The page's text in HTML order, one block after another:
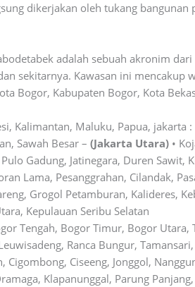
dikerjakan oleh tukang bangunan
adalah sebuah akronim
sekitarnya. Kawasan ini mencakup
Bogor, Kabupaten Bogor, Kota
Kalimantan, Maluku, Papua, jakarta
Sawah Besar –(Jakarta Utara) •
Gadung, Jatinegara, Duren Sawit,
Lama, Pesanggrahan, Cilandak,
Grogol Petamburan, Kalideres,
Kepulauan Seribu Selatan
Tengah, Bogor Timur, Bogor Utara,
Ranca Bungur,
Ciseeng, Jonggol,
Klapanunggal, Parung